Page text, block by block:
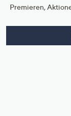
Premieren,